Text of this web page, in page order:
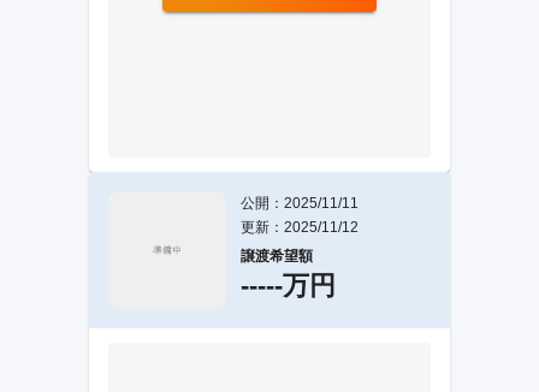
公開：2025/11/11
更新：2025/11/12
譲渡希望額
-----万円